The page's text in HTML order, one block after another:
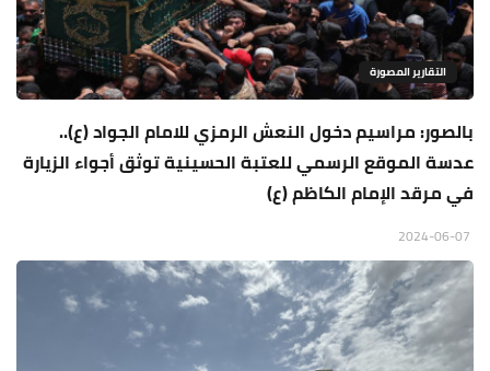
التقارير المصورة
بالصور: مراسيم دخول النعش الرمزي للامام الجواد (ع)..
عدسة الموقع الرسمي للعتبة الحسينية توثق أجواء الزيارة
في مرقد الإمام الكاظم (ع)